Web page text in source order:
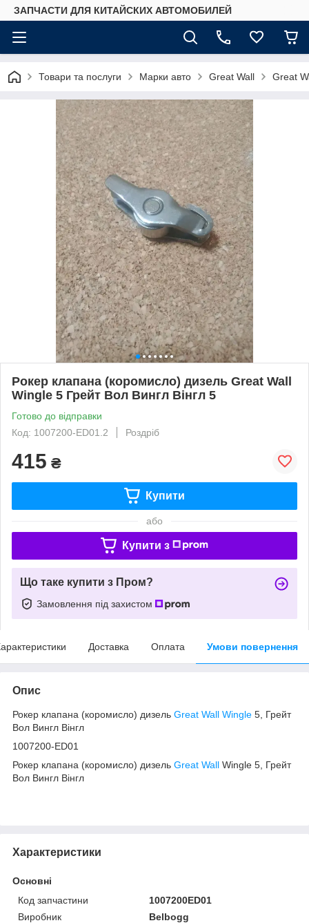
ЗАПЧАСТИ ДЛЯ КИТАЙСКИХ АВТОМОБИЛЕЙ
Товари та послуги Марки авто Great Wall Great
Рокер клапана (коромисло) дизель Great Wall
Wingle 5 Грейт Вол Вингл Вінгл 5
Готово до відправки
Код: 1007200-ED01.2
Роздріб
415 ₴
Купити
або
Купити з
Що таке купити з Пром?
Замовлення під захистом
Доставка Оплата Умови повернення
Опис
Рокер клапана (коромисло) дизель Great Wall Wingle 5, Грейт
Вол Вингл Вінгл
1007200-ED01
Рокер клапана (коромисло) дизель Great Wall Wingle 5, Грейт
Вол Вингл Вінгл
Характеристики
Основні
Код запчастини
1007200ED01
Виробник
Belbogg